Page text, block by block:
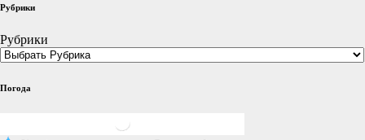
Рубрики
Рубрики
Погода